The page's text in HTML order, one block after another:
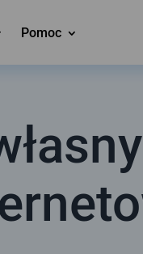
Pomoc